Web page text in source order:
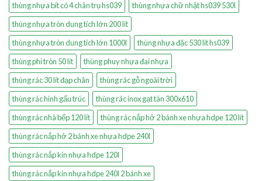
thùng nhựa bít có 4 chân trụ hs039
thùng nhựa chữ nhật hs039 530l
thùng nhựa tròn dung tích lớn 200 lít
thùng nhựa tròn dung tích lớn 1000l
thùng nhựa đặc 530 lít hs039
thùng phi tròn 50 lít
thùng phuy nhựa đai nhựa
thùng rác 30 lít đạp chân
thùng rác gỗ ngoài trời
thùng rác hình gấu trúc
thùng rác inox gạt tàn 300x610
thùng rác nhà bếp 120 lít
thùng rác nắp hở 2 bánh xe nhựa hdpe 120 lít
thùng rác nắp hở 2 bánh xe nhựa hdpe 240l
thùng rác nắp kín nhựa hdpe 120l
thùng rác nắp kín nhựa hdpe 240l 2 bánh xe